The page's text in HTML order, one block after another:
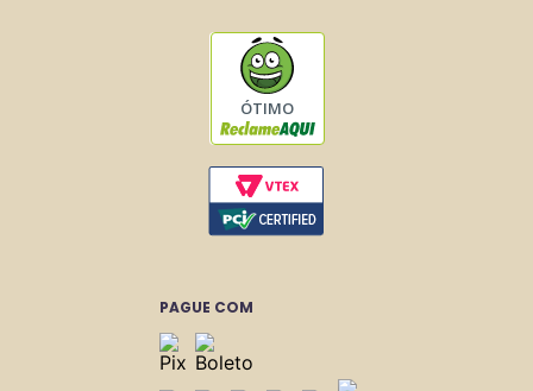
ÓTIMO
PAGUE COM